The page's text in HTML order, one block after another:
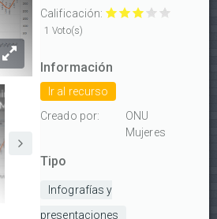
Calificación:
en
México
con
estrellas
2/5
estrellas
3/5
estrellas
4/5
estrellas
estrellas
1 Voto(s)
Información
Ir al recurso
Creado por:
ONU
Mujeres
Tipo
Infografías y
presentaciones